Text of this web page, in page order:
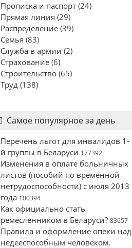
Прописка и паспорт (24)
Прямая линия (29)
Распределение (39)
Семья (83)
Служба в армии (2)
Страхование (6)
Строительство (65)
Труд (138)
Самое популярное за день
Перечень льгот для инвалидов 1-
й группы в Беларуси 177392
Изменения в оплате больничных
листов (пособий по временной
нетрудоспособности) с июля 2013
года 100394
Как официально стать
ремесленником в Беларуси? 83657
Правила и оформление опеки над
недееспособным человеком,